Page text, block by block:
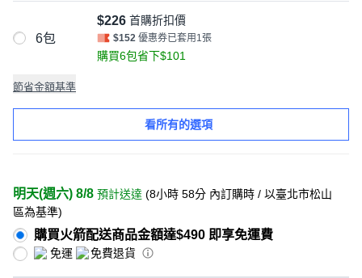
6包
$226 首購折扣價
$152 優惠券已套用1張
購買6包省下$101
節省金額基準
看所有的選項
明天(週六) 8/8 預計送達 (8小時 58分 內訂購時 / 以臺北市松山
區為基準)
購買火箭配送商品金額達$490 即享免運費
免運 免費退貨